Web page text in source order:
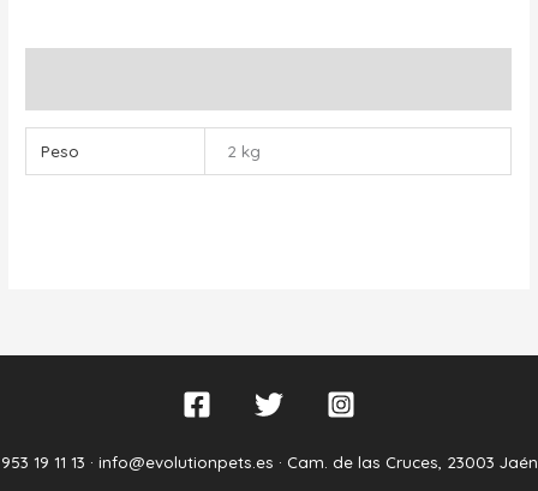
Peso 2 kg
953 19 11 13 · info@evolutionpets.es · Cam. de las Cruces, 23003 Jaén